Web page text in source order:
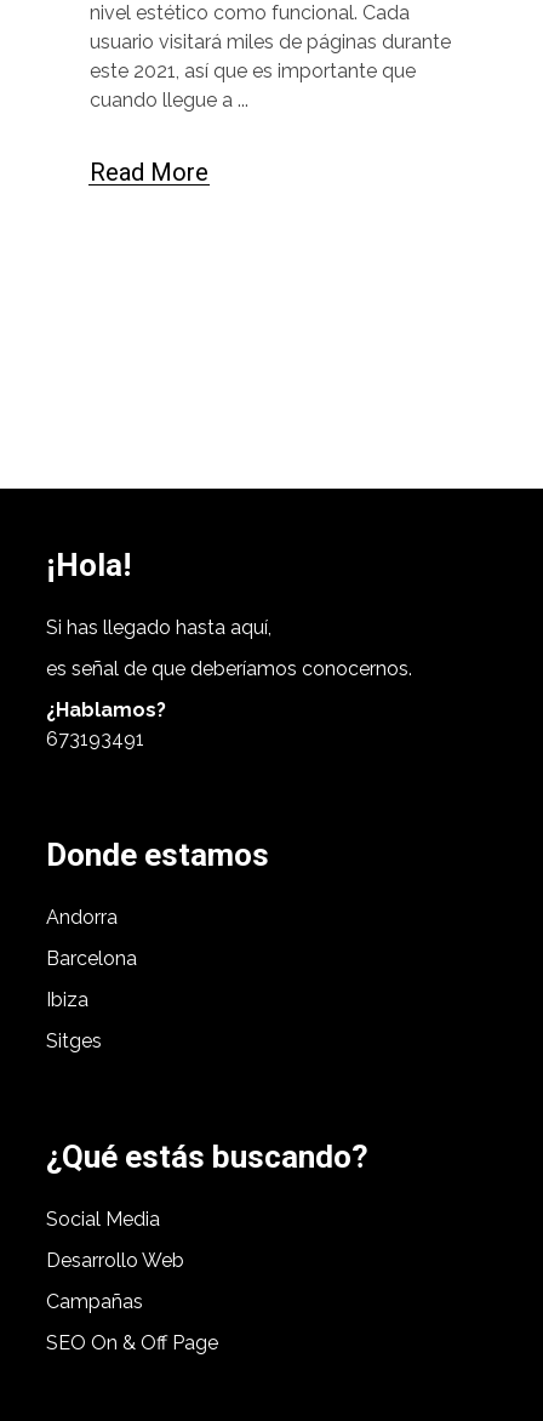
nivel estético como funcional. Cada
usuario visitará miles de páginas durante
este 2021, así que es importante que
cuando llegue a
Read More
¡Hola!
Si has llegado hasta aquí,
es señal de que deberíamos conocernos.
¿Hablamos?
673193491
Donde estamos
Andorra
Barcelona
Ibiza
Sitges
¿Qué estás buscando?
Social Media
Desarrollo Web
Campañas
SEO On & Off Page